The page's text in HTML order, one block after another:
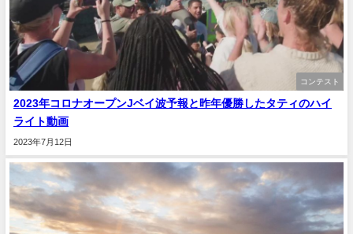
コンテスト
2023年コロナオープンJベイ波予報と昨年優勝したタティのハイ
ライト動画
2023年7月12日